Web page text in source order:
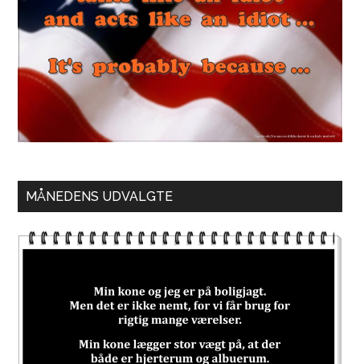
MÅNEDENS UDVALGTE